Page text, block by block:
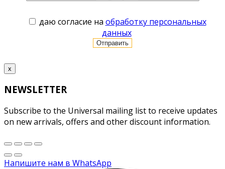
даю согласие на обработку персональных
данных
x
NEWSLETTER
Subscribe to the Universal mailing list to receive updates
on new arrivals, offers and other discount information.
Напишите нам в WhatsApp